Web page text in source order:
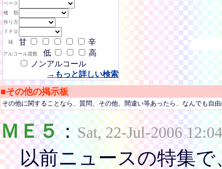
ベース
種 類
作り方
ＴＰＯ
味
甘 辛
アルコール度数 低
高
ノンアルコール
→もっと詳しい検索
■その他の掲示板
その他に関することなら、質問、その他、間違い等あったら、なんでも自
ＭＥ５：Sat, 22-Jul-2006
以前ニュースの特集